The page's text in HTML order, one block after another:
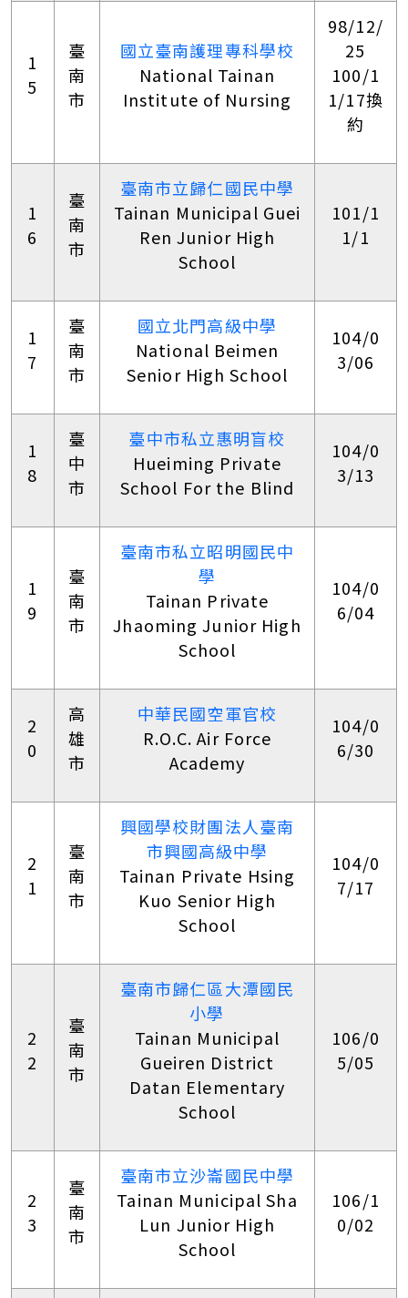
1
5
臺
南
市
國立臺南護理專科學校
National Tainan
Institute of Nursing
98/12/
25
100/1
1/17換
約
1
6
臺
南
市
臺南市立歸仁國民中學
Tainan Municipal Guei
Ren Junior High
School
101/1
1/1
1
7
臺
南
市
國立北門高級中學
National Beimen
Senior High School
104/0
3/06
1
8
臺
中
市
臺中市私立惠明盲校
Hueiming Private
School For the Blind
104/0
3/13
1
9
臺
南
市
臺南市私立昭明國民中
學
Tainan Private
Jhaoming Junior High
School
104/0
6/04
2
0
高
雄
市
中華民國空軍官校
R.O.C. Air Force
Academy
104/0
6/30
2
1
臺
南
市
興國學校財團法人臺南
市興國高級中學
Tainan Private Hsing
Kuo Senior High
School
104/0
7/17
2
2
臺
南
市
臺南市歸仁區大潭國民
小學
Tainan Municipal
Gueiren District
Datan Elementary
School
106/0
5/05
2
3
臺
南
市
臺南市立沙崙國民中學
Tainan Municipal Sha
Lun Junior High
School
106/1
0/02